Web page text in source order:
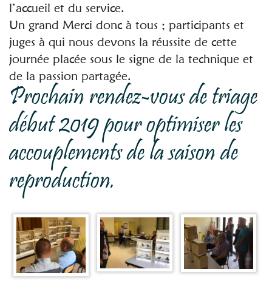
l’accueil et du service.
Un grand Merci donc à tous ; participants et
juges à qui nous devons la réussite de cette
journée placée sous le signe de la technique et
de la passion partagée.
Prochain rendez-vous de triage
début 2019 pour optimiser les
accouplements de la saison de
reproduction.